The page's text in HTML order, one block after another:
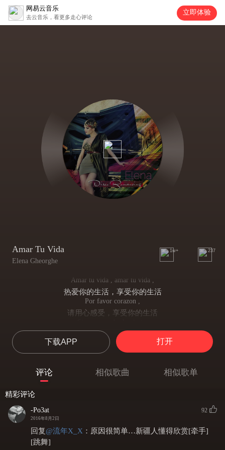
网易云音乐
去云音乐，看更多走心评论
立即体验
Amar Tu Vida
Elena Gheorghe
1w+ 237
Amar tu vida , amar tu vida ,
热爱你的生活，享受你的生活
Por favor corazon ,
请用心感受，享受你的生活
继续做白日梦
I'm flyin' so high
我能高飞
过自己的生活
Just roll the dice , dice
下载APP 打开
评论 相似歌曲 相似歌单
精彩评论
-Po3at
2016年8月2日
92
回复@流年X_X ： 原因很简单…新疆人懂得欣赏[牵手]
[跳舞]